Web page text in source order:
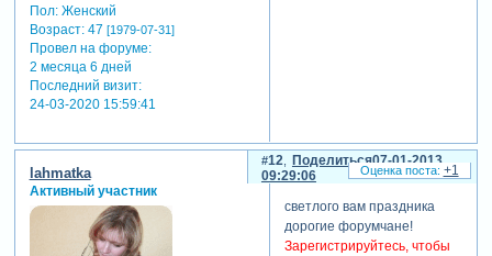
Пол:Женский
Возраст:47 [1979-07-31]
Провел на форуме:
2 месяца 6 дней
Последний визит:
24-03-2020 15:59:41
Поделиться
12
07-01-2013
09:29:06
lahmatka
Активный участник
светлого вам праздника
дорогие форумчане!
Зарегистрируйтесь, чтобы
+1